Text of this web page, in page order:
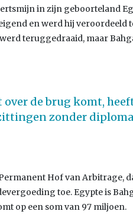
in zijn geboorteland
en werd hij veroordeeld
teruggedraaid, maar
de brug komt,
zonder
Hof van Arbitrage,
toe. Egypte is
op een som van 97 miljoen.